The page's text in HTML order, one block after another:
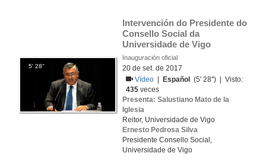
5' 28''
Intervención do Presidente do
Consello Social da
Universidade de Vigo
Inauguración oficial
20 de set. de 2017
Vídeo
Español
(5' 28'') | Visto:
435 veces
Presenta: Salustiano Mato de la
Iglesia
Reitor, Universidade de Vigo
Ernesto Pedrosa Silva
Presidente Consello Social,
Universidade de Vigo